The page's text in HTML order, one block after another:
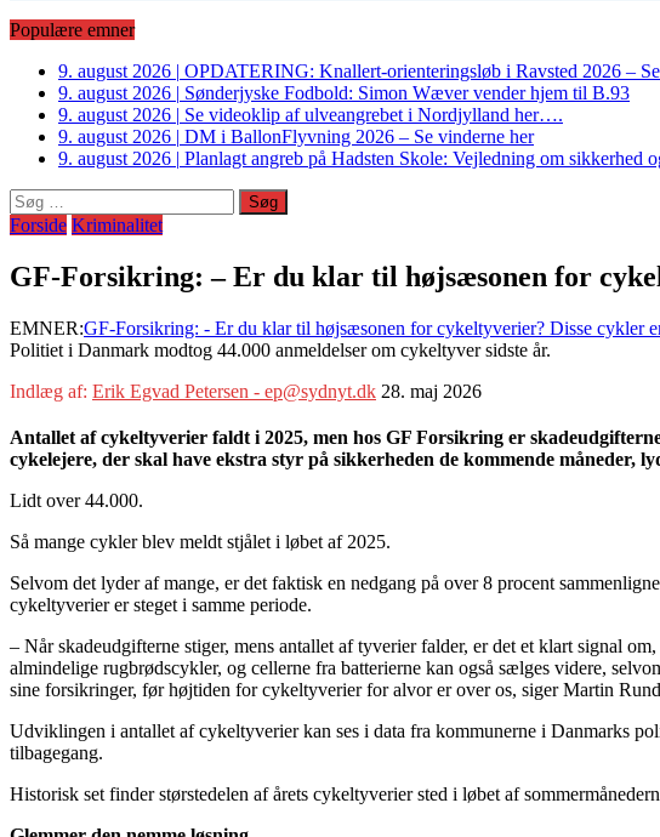
Populære emner
9. august 2026 | OPDATERING: Knallert-orienteringsløb i Ravsted 2026 –
9. august 2026 | Sønderjyske Fodbold: Simon Wæver vender hjem til B.93
9. august 2026 | Se videoklip af ulveangrebet i Nordjylland her….
9. august 2026 | DM i BallonFlyvning 2026 – Se vinderne her
9. august 2026 | Planlagt angreb på Hadsten Skole: Vejledning om sikkerhed
Søg
efter:
Forside Kriminalitet
GF-Forsikring: – Er du klar til højsæsonen for
EMNER:GF-Forsikring: - Er du klar til højsæsonen for cykeltyverier? Disse cykler
Politiet i Danmark modtog 44.000 anmeldelser om cykeltyver sidste år.
Indlæg af: Erik Egvad Petersen - ep@sydnyt.dk 28. maj 2026
Antallet af cykeltyverier faldt i 2025, men hos GF Forsikring er
cykelejere, der skal have ekstra styr på sikkerheden de kommende måneder,
Lidt over 44.000.
Så mange cykler blev meldt stjålet i løbet af 2025.
Selvom det lyder af mange, er det faktisk en nedgang på over 8 procent
cykeltyverier er steget i samme periode.
– Når skadeudgifterne stiger, mens antallet af tyverier falder, er det et klart signal
almindelige rugbrødscykler, og cellerne fra batterierne kan også sælges videre,
sine forsikringer, før højtiden for cykeltyverier for alvor er over os, siger Martin
Udviklingen i antallet af cykeltyverier kan ses i data fra kommunerne i Danmarks
tilbagegang.
Historisk set finder størstedelen af årets cykeltyverier sted i løbet af